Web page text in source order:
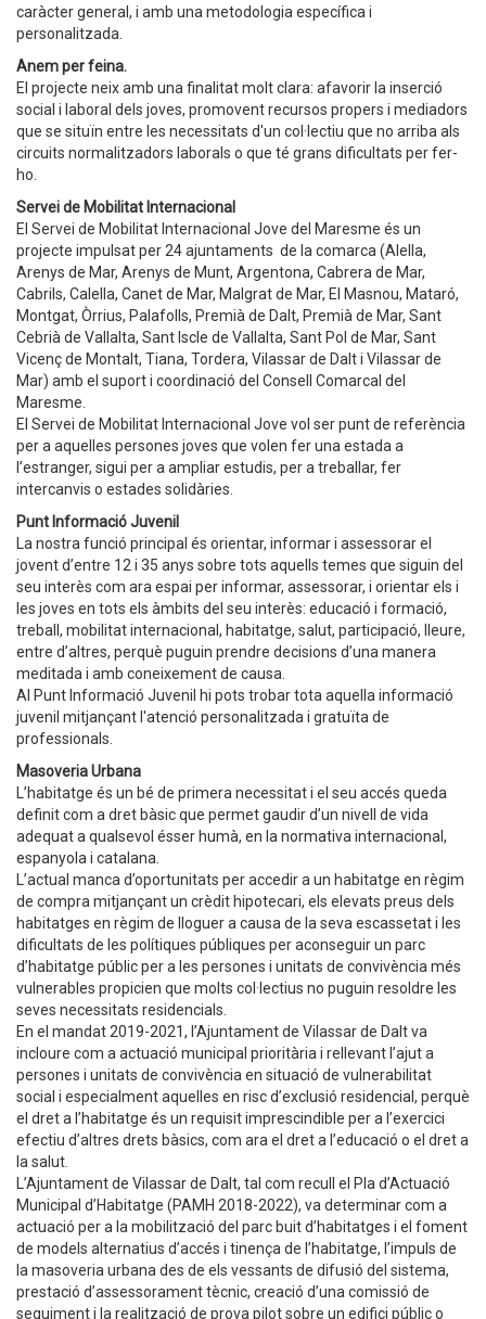
caràcter general, i amb una metodologia específica i
personalitzada.
Anem per feina.
El projecte neix amb una finalitat molt clara: afavorir la inserció
social i laboral dels joves, promovent recursos propers i mediadors
que se situïn entre les necessitats d'un col·lectiu que no arriba als
circuits normalitzadors laborals o que té grans dificultats per fer-
ho.
Servei de Mobilitat Internacional
El Servei de Mobilitat Internacional Jove del Maresme és un
projecte impulsat per 24 ajuntaments de la comarca (Alella,
Arenys de Mar, Arenys de Munt, Argentona, Cabrera de Mar,
Cabrils, Calella, Canet de Mar, Malgrat de Mar, El Masnou, Mataró,
Montgat, Òrrius, Palafolls, Premià de Dalt, Premià de Mar, Sant
Cebrià de Vallalta, Sant Iscle de Vallalta, Sant Pol de Mar, Sant
Vicenç de Montalt, Tiana, Tordera, Vilassar de Dalt i Vilassar de
Mar) amb el suport i coordinació del Consell Comarcal del
Maresme.
El Servei de Mobilitat Internacional Jove vol ser punt de referència
per a aquelles persones joves que volen fer una estada a
l’estranger, sigui per a ampliar estudis, per a treballar, fer
intercanvis o estades solidàries.
Punt Informació Juvenil
La nostra funció principal és orientar, informar i assessorar el
jovent d’entre 12 i 35 anys sobre tots aquells temes que siguin del
seu interès com ara espai per informar, assessorar, i orientar els i
les joves en tots els àmbits del seu interès: educació i formació,
treball, mobilitat internacional, habitatge, salut, participació, lleure,
entre d’altres, perquè puguin prendre decisions d’una manera
meditada i amb coneixement de causa.
Al Punt Informació Juvenil hi pots trobar tota aquella informació
juvenil mitjançant l'atenció personalitzada i gratuïta de
professionals.
Masoveria Urbana
L’habitatge és un bé de primera necessitat i el seu accés queda
definit com a dret bàsic que permet gaudir d’un nivell de vida
adequat a qualsevol ésser humà, en la normativa internacional,
espanyola i catalana.
L’actual manca d’oportunitats per accedir a un habitatge en règim
de compra mitjançant un crèdit hipotecari, els elevats preus dels
habitatges en règim de lloguer a causa de la seva escassetat i les
dificultats de les polítiques públiques per aconseguir un parc
d’habitatge públic per a les persones i unitats de convivència més
vulnerables propicien que molts col·lectius no puguin resoldre les
seves necessitats residencials.
En el mandat 2019-2021, l’Ajuntament de Vilassar de Dalt va
incloure com a actuació municipal prioritària i rellevant l’ajut a
persones i unitats de convivència en situació de vulnerabilitat
social i especialment aquelles en risc d’exclusió residencial, perquè
el dret a l’habitatge és un requisit imprescindible per a l’exercici
efectiu d’altres drets bàsics, com ara el dret a l’educació o el dret a
la salut.
L’Ajuntament de Vilassar de Dalt, tal com recull el Pla d’Actuació
Municipal d’Habitatge (PAMH 2018-2022), va determinar com a
actuació per a la mobilització del parc buit d’habitatges i el foment
de models alternatius d’accés i tinença de l’habitatge, l’impuls de
la masoveria urbana des de els vessants de difusió del sistema,
prestació d’assessorament tècnic, creació d’una comissió de
seguiment i la realització de prova pilot sobre un edifici públic o